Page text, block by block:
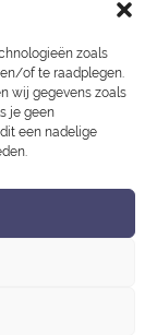
zoals
of te raadplegen.
wij gegevens zoals
je geen
een nadelige
|